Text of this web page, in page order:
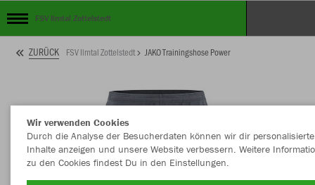
FSV Ilmtal Zottelstedt
ZURÜCK FSV Ilmtal Zottelstedt JAKO Trainingshose Power
Wir verwenden Cookies
Durch die Analyse der Besucherdaten können wir dir personalisierte
Inhalte anzeigen und unsere Website verbessern. Weitere
zu den Cookies findest Du in den Einstellungen.